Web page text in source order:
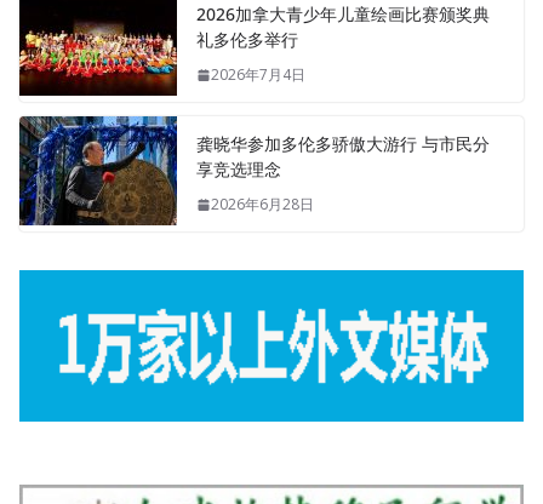
2026加拿大青少年儿童绘画比赛颁奖典
礼多伦多举行
2026年7月4日
龚晓华参加多伦多骄傲大游行 与市民分
享竞选理念
2026年6月28日